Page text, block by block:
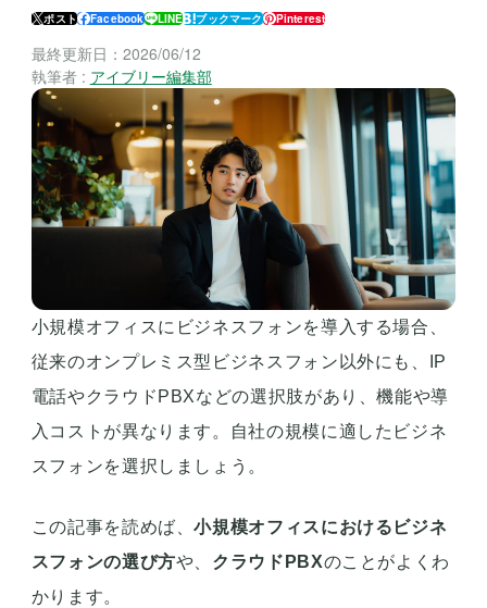
ポスト Facebook LINE ブックマーク Pinterest
最終更新日： 2026/06/12
執筆者 : アイブリー編集部
小規模オフィスにビジネスフォンを導入する場合、
従来のオンプレミス型ビジネスフォン以外にも、IP
電話やクラウドPBXなどの選択肢があり、機能や導
入コストが異なります。自社の規模に適したビジネ
スフォンを選択しましょう。
この記事を読めば、小規模オフィスにおけるビジネ
スフォンの選び方や、 クラウドPBXのことがよくわ
かります。